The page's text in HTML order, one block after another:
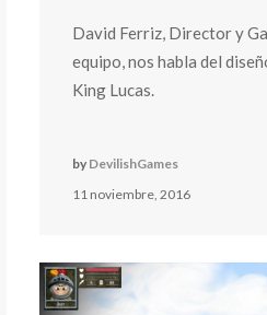
David Ferriz, Director y
equipo, nos habla del
King Lucas.
11 noviembre, 2016
by DevilishGames